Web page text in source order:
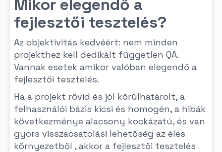
Mikor elegendő a
fejlesztői tesztelés?
Az objektivitás kedvéért: nem minden
projekthez kell dedikált független QA.
Vannak esetek amikor valóban elegendő a
fejlesztői tesztelés.
Ha a projekt rövid és jól körülhatárolt, a
felhasználói bázis kicsi és homogén, a hibák
következménye alacsony kockázatú, és van
gyors visszacsatolási lehetőség az éles
környezetből , akkor a fejlesztői tesztelés